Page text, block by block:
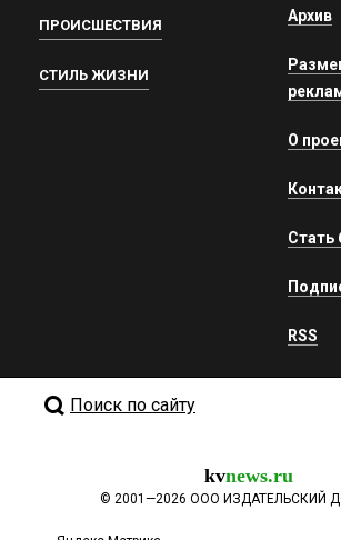
ПРОИСШЕСТВИЯ
СТИЛЬ ЖИЗНИ
Архив
О
Стать
RSS
Поиск по сайту
kvnews.ru
© 2001—2026 ООО ИЗДАТЕЛЬСКИЙ